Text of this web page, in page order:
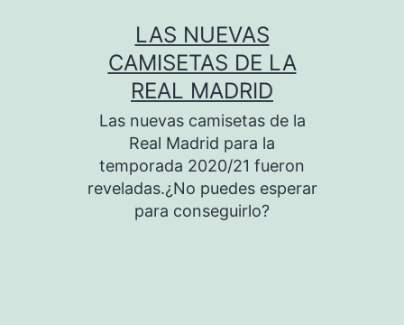
LAS NUEVAS
CAMISETAS DE LA
REAL MADRID
Las nuevas camisetas de la
Real Madrid para la
temporada 2020/21 fueron
reveladas.¿No puedes esperar
para conseguirlo?